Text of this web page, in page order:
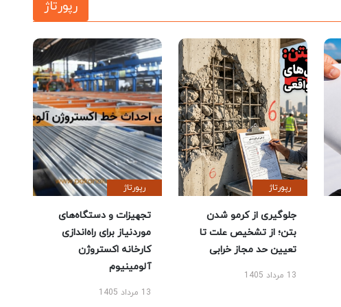
رپورتاژ
رپورتاژ
جلوگیری از کرمو شدن
بتن؛ از تشخیص علت تا
تعیین حد مجاز خرابی
13 مرداد 1405
رپورتاژ
تجهیزات و دستگاه‌های
موردنیاز برای راه‌اندازی
کارخانه اکستروژن
آلومینیوم
13 مرداد 1405